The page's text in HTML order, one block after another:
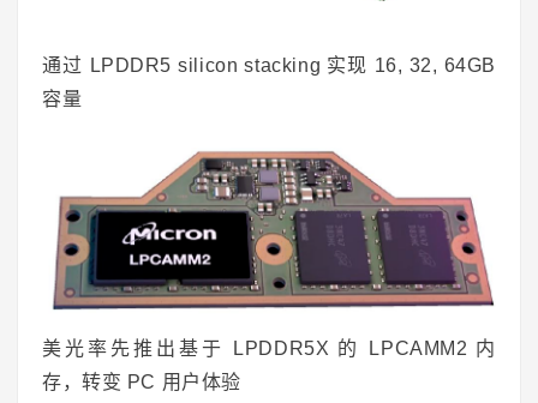
通过 LPDDR5 silicon stacking 实现 16, 32, 64GB
容量
美光率先推出基于 LPDDR5X 的 LPCAMM2 内
存，转变 PC 用户体验